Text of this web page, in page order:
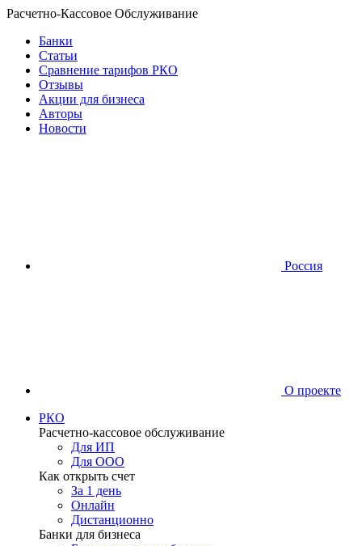
Расчетно-Кассовое Обслуживание
Банки
Статьи
Сравнение тарифов РКО
Отзывы
Акции для бизнеса
Авторы
Новости
Россия
О проекте
РКО
Расчетно-кассовое обслуживание
Для ИП
Для ООО
Как открыть счет
За 1 день
Онлайн
Дистанционно
Банки для бизнеса